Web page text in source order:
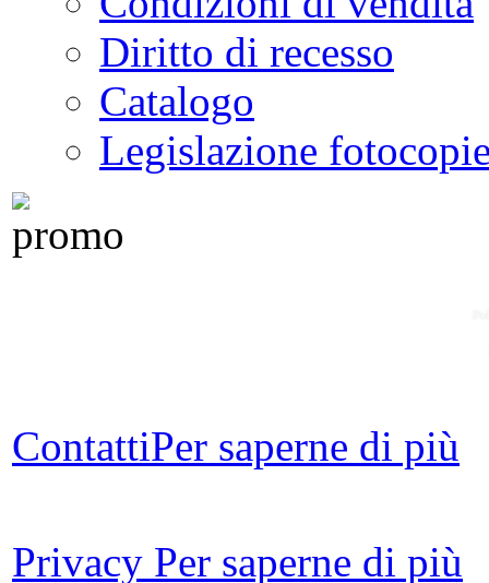
Diritto di recesso
Catalogo
Legislazione
ContattiPer saperne di più
Privacy Per saperne di più